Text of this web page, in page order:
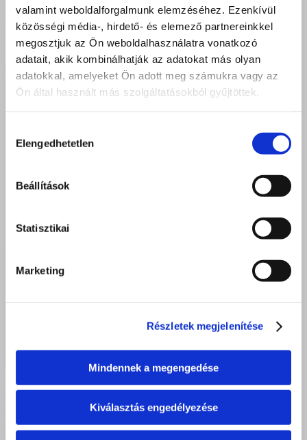
valamint weboldalforgalmunk elemzéséhez. Ezenkívül
közösségi média-, hirdető- és elemező partnereinkkel
megosztjuk az Ön weboldalhasználatra vonatkozó
adatait, akik kombinálhatják az adatokat más olyan
adatokkal, amelyeket Ön adott meg számukra vagy az
Ön által használt más szolgáltatásokból gyűjtöttek.
kiválasztása
Elengedhetetlen
Beállítások
Statisztikai
Marketing
Részletek megjelenítése
Mindennek a megengedése
Kiválasztás engedélyezése
Bemutatkozik iskolánk új tantárgya! Kisvárda,
Nyíregyháza 2024